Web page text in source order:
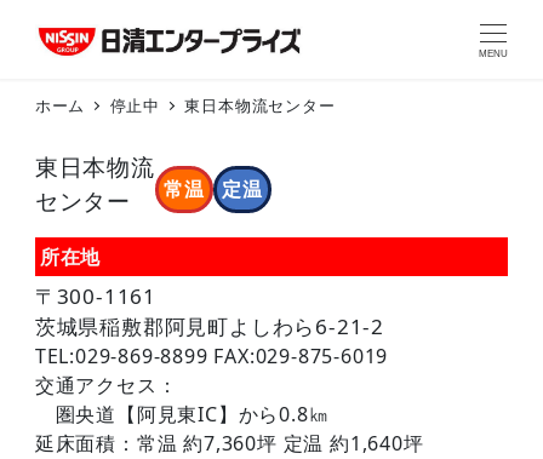
MENU
ホーム 停止中 東日本物流センター
東日本物流
センター
常温 定温
所在地
〒300-1161
茨城県稲敷郡阿見町よしわら6-21-2
TEL:029-869-8899 FAX:029-875-6019
交通アクセス：
圏央道【阿見東IC】から0.8㎞
延床面積：常温 約7,360坪 定温 約1,640坪